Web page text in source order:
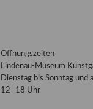
Öffnungszeiten
Lindenau-Museum
Dienstag bis Sonntag und
12–18 Uhr